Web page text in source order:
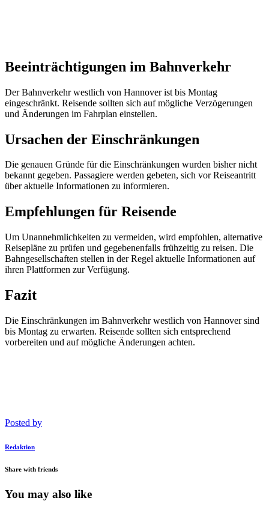
Beeinträchtigungen im Bahnverkehr
Der Bahnverkehr westlich von Hannover ist bis Montag
eingeschränkt. Reisende sollten sich auf mögliche Verzögerungen
und Änderungen im Fahrplan einstellen.
Ursachen der Einschränkungen
Die genauen Gründe für die Einschränkungen wurden bisher nicht
bekannt gegeben. Passagiere werden gebeten, sich vor Reiseantritt
über aktuelle Informationen zu informieren.
Empfehlungen für Reisende
Um Unannehmlichkeiten zu vermeiden, wird empfohlen, alternative
Reisepläne zu prüfen und gegebenenfalls frühzeitig zu reisen. Die
Bahngesellschaften stellen in der Regel aktuelle Informationen auf
ihren Plattformen zur Verfügung.
Fazit
Die Einschränkungen im Bahnverkehr westlich von Hannover sind
bis Montag zu erwarten. Reisende sollten sich entsprechend
vorbereiten und auf mögliche Änderungen achten.
Posted by
Redaktion
Share with friends
You may also like